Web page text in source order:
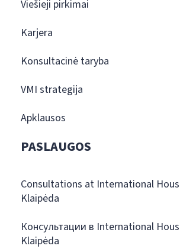
Viešieji pirkimai
Karjera
Konsultacinė taryba
VMI strategija
Apklausos
PASLAUGOS
Consultations at International
Klaipėda
Консультации в International
Klaipėda